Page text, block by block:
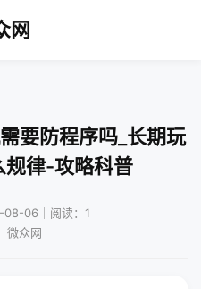
网
要防程序吗_长期玩
规律-攻略科普
06｜阅读：1
微众网